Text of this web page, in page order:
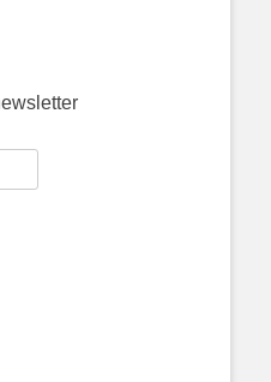
groups/
b/
in/gigi-